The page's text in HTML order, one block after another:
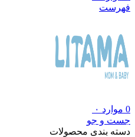
فهرست
0 موارد ۰
جست و جو
دسته بندی محصولات